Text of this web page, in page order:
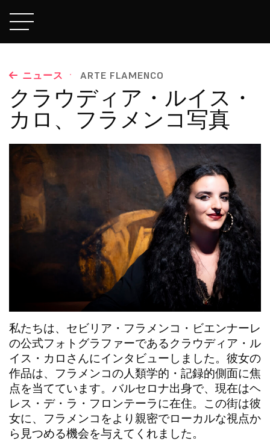
ニュース · ARTE FLAMENCO
クラウディア・ルイス・
カロ、フラメンコ写真
私たちは、 セビリア・フラメンコ・ビエンナーレ
の公式フォトグラファーであるクラウディア・ル
イス・カロさんにインタビューしました。彼女の
作品は、フラメンコの人類学的・記録的側面に焦
点を当てています。バルセロナ出身で、現在はヘ
レス・デ・ラ・フロンテーラに在住。この街は彼
女に、フラメンコをより親密でローカルな視点か
ら見つめる機会を与えてくれました。